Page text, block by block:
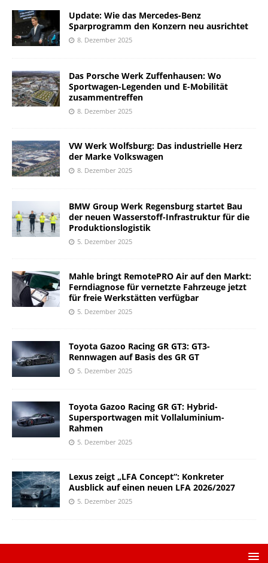
Update: Wie das Mercedes-Benz
Sparprogramm den Konzern neu ausrichtet
8. Dezember 2025
Das Porsche Werk Zuffenhausen: Wo
Sportwagen-Legenden und E-Mobilität
zusammentreffen
8. Dezember 2025
VW Werk Wolfsburg: Das industrielle Herz
der Marke Volkswagen
8. Dezember 2025
BMW Group Werk Regensburg startet Bau
der neuen Wasserstoff-Infrastruktur für die
Produktionslogistik
5. Dezember 2025
Mahle bringt RemotePRO Air auf den Markt:
Ferndiagnose für vernetzte Fahrzeuge jetzt
für freie Werkstätten verfügbar
5. Dezember 2025
Toyota Gazoo Racing GR GT3: GT3-
Rennwagen auf Basis des GR GT
5. Dezember 2025
Toyota Gazoo Racing GR GT: Hybrid-
Supersportwagen mit Vollaluminium-
Rahmen
5. Dezember 2025
Lexus zeigt „LFA Concept“: Konkreter
Ausblick auf einen neuen LFA 2026/2027
5. Dezember 2025